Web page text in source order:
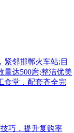
紧邻邯郸火车站;目
量达500席;整洁优美
食堂，配套齐全完
巧，提升复购率